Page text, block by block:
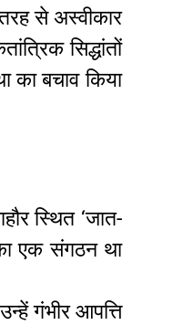
से अस्वीकार
सिद्धांतों
का बचाव किया
स्थित ‘जात-
एक संगठन था
गंभीर आपत्ति